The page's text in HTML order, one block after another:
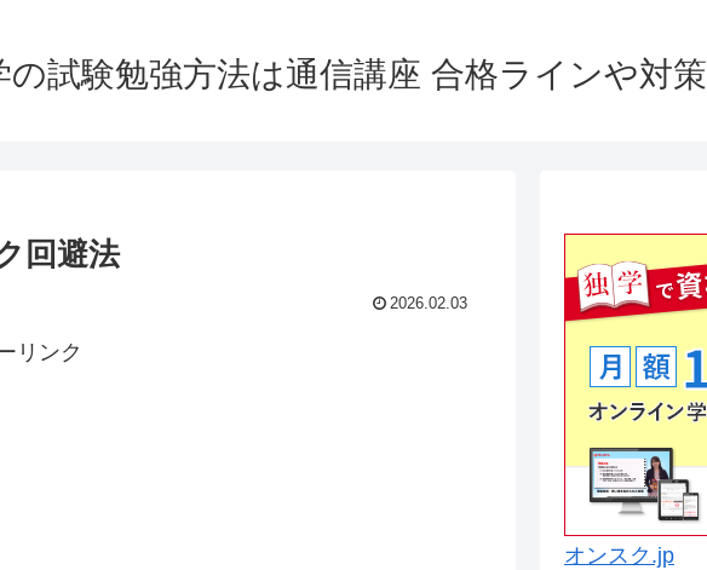
の試験勉強方法は通信講座 合格ラインや対策
回避法
2026.02.03
リンク
オンスク.jp